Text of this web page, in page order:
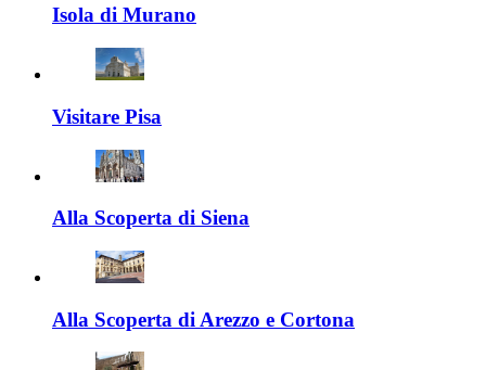
Isola di Murano
Visitare Pisa
Alla Scoperta di Siena
Alla Scoperta di Arezzo e Cortona